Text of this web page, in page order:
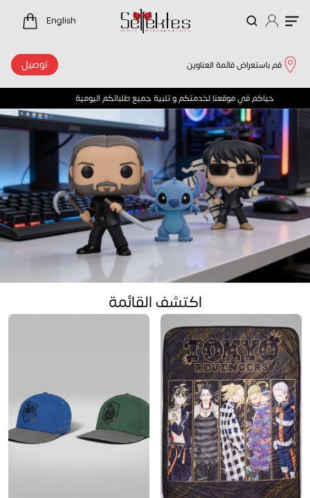
English
قم باستعراض قائمة العناوين توصيل
حياكم في موقعنا لخدمتكم و تلبية جميع طلباتكم اليومية
اكتشف القائمة